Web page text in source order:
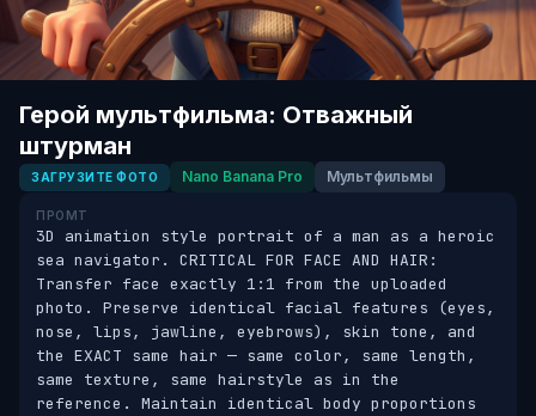
Герой мультфильма: Отважный
штурман
ЗАГРУЗИТЕ ФОТО Nano Banana Pro Мультфильмы
ПРОМТ
3D animation style portrait of a man as a heroic
sea navigator. CRITICAL FOR FACE AND HAIR:
Transfer face exactly 1:1 from the uploaded
photo. Preserve identical facial features (eyes,
nose, lips, jawline, eyebrows), skin tone, and
the EXACT same hair — same color, same length,
same texture, same hairstyle as in the
reference. Maintain identical body proportions